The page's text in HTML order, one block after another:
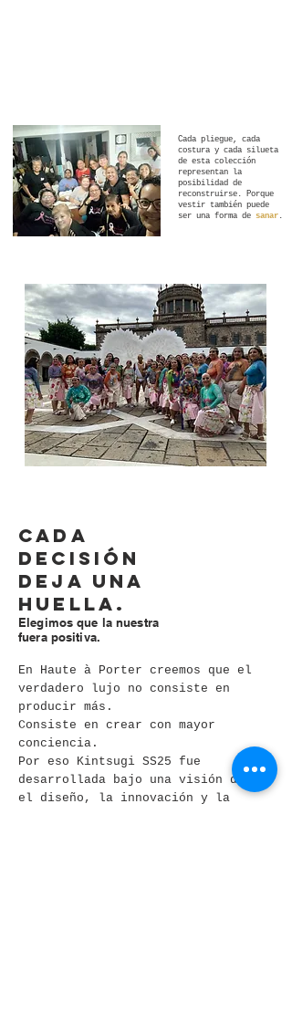
Cada pliegue, cada
costura y cada silueta
de esta colección
representan la
posibilidad de
reconstruirse. Porque
vestir también puede
ser una forma de sanar .
Cada
decisión
deja una
huella.
Elegimos que la nuestra
fuera positiva.
En Haute à Porter creemos que el
verdadero lujo no consiste en
producir más.
Consiste en crear con mayor
conciencia.
Por eso Kintsugi SS25 fue
desarrollada bajo una visión donde
el diseño, la innovación y la